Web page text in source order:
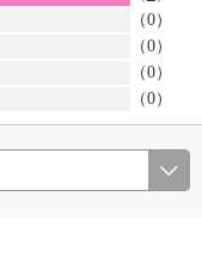
（0）
（0）
（0）
（0）